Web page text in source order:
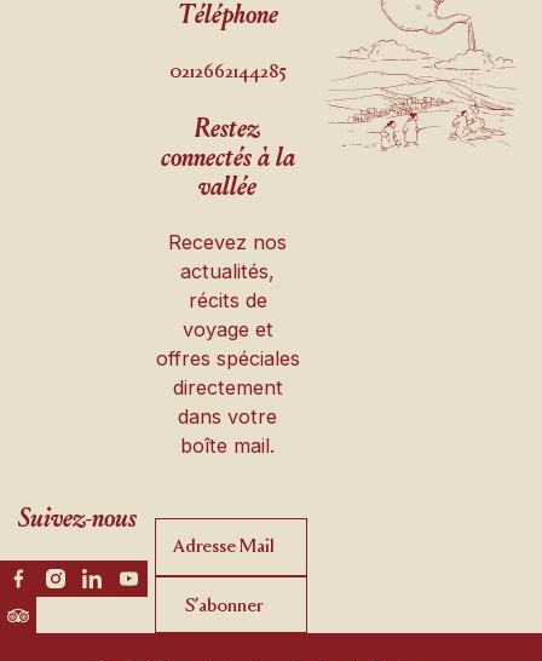
Suivez-nous
Téléphone
0212662144285
Restez
connectés à la
vallée
Recevez nos
actualités,
récits de
voyage et
offres spéciales
directement
dans votre
boîte mail.
S’abonner
S’abonner